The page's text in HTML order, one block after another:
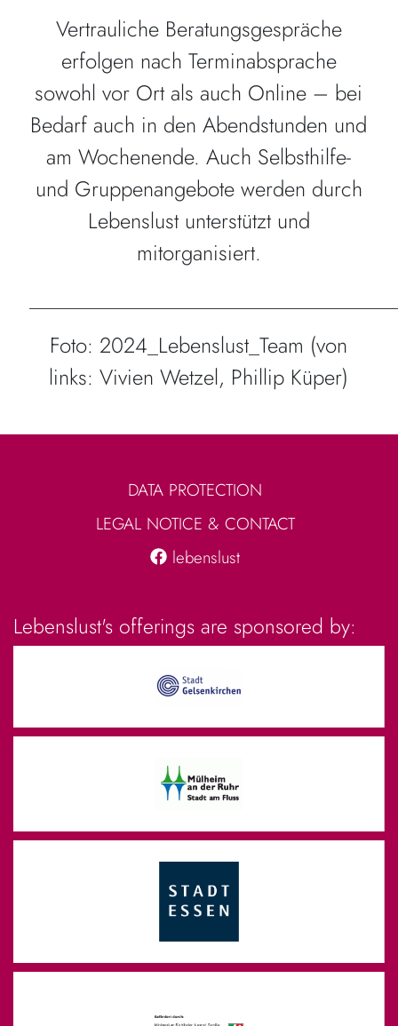
Vertrauliche Beratungsgespräche
erfolgen nach Terminabsprache
sowohl vor Ort als auch Online – bei
Bedarf auch in den Abendstunden und
am Wochenende. Auch Selbsthilfe-
und Gruppenangebote werden durch
Lebenslust unterstützt und
mitorganisiert.
Foto: 2024_Lebenslust_Team (von
links: Vivien Wetzel, Phillip Küper)
DATA PROTECTION
LEGAL NOTICE & CONTACT
lebenslust
Lebenslust's offerings are sponsored by: